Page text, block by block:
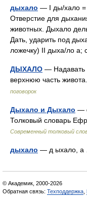
дыхало — I ды/хало =
Отверстие для
животных. Дыхало
Дать, ударить под
ложечку) II дыха/ло
ДЫХАЛО — Надавать
верхнюю часть
поговорок
Дыхало и Дыхало —
Толковый словарь
Современный толковый
дыхало — д ыхало,
© Академик, 2000-2026
Обратная связь: Техподдержка